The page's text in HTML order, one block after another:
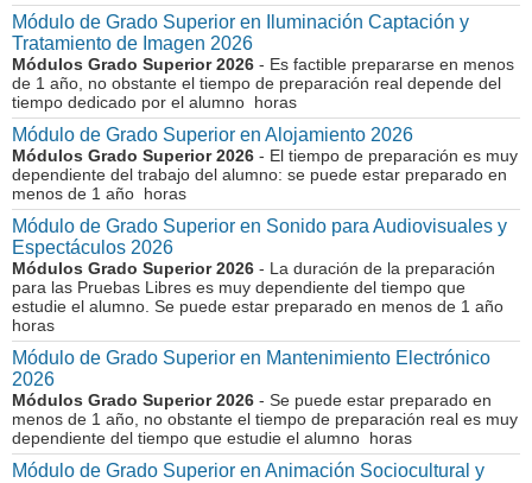
Módulo de Grado Superior en Iluminación Captación y
Tratamiento de Imagen 2026
Módulos Grado Superior 2026 - Es factible prepararse en menos
de 1 año, no obstante el tiempo de preparación real depende del
tiempo dedicado por el alumno horas
Módulo de Grado Superior en Alojamiento 2026
Módulos Grado Superior 2026 - El tiempo de preparación es muy
dependiente del trabajo del alumno: se puede estar preparado en
menos de 1 año horas
Módulo de Grado Superior en Sonido para Audiovisuales y
Espectáculos 2026
Módulos Grado Superior 2026 - La duración de la preparación
para las Pruebas Libres es muy dependiente del tiempo que
estudie el alumno. Se puede estar preparado en menos de 1 año
horas
Módulo de Grado Superior en Mantenimiento Electrónico
2026
Módulos Grado Superior 2026 - Se puede estar preparado en
menos de 1 año, no obstante el tiempo de preparación real es muy
dependiente del tiempo que estudie el alumno horas
Módulo de Grado Superior en Animación Sociocultural y